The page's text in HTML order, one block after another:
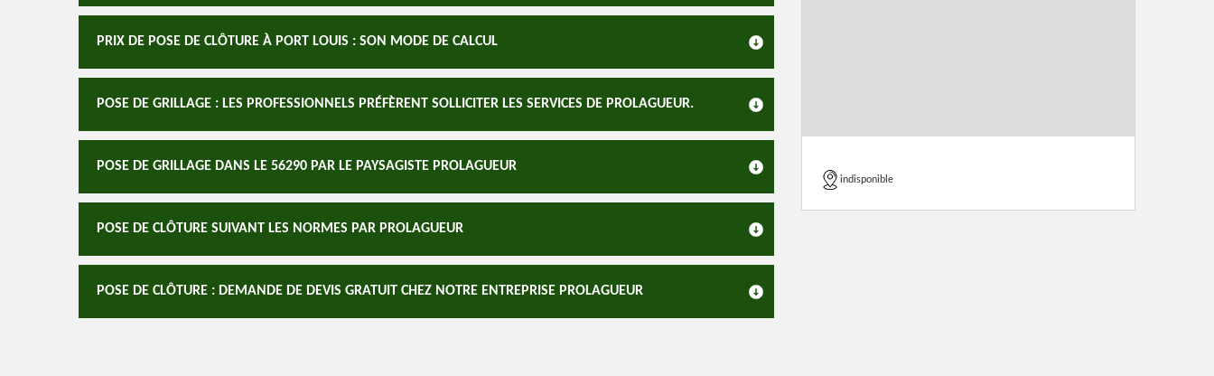
PRIX DE POSE DE CLÔTURE À PORT LOUIS : SON MODE DE CALCUL
POSE DE GRILLAGE : LES PROFESSIONNELS PRÉFÈRENT SOLLICITER LES SERVICES DE PROLAGUEUR.
POSE DE GRILLAGE DANS LE 56290 PAR LE PAYSAGISTE PROLAGUEUR
POSE DE CLÔTURE SUIVANT LES NORMES PAR PROLAGUEUR
POSE DE CLÔTURE : DEMANDE DE DEVIS GRATUIT CHEZ NOTRE ENTREPRISE PROLAGUEUR
indisponible